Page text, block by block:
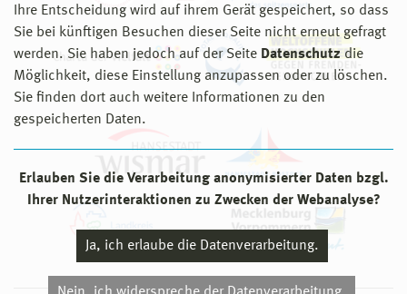
Ihre Entscheidung wird auf ihrem Gerät gespeichert, so dass
Sie bei künftigen Besuchen dieser Seite nicht erneut gefragt
werden. Sie haben jedoch auf der Seite Datenschutz die
Möglichkeit, diese Einstellung anzupassen oder zu löschen.
Sie finden dort auch weitere Informationen zu den
gespeicherten Daten.
Erlauben Sie die Verarbeitung anonymisierter Daten bzgl.
Ihrer Nutzerinteraktionen zu Zwecken der Webanalyse?
Ja, ich erlaube die Datenverarbeitung.